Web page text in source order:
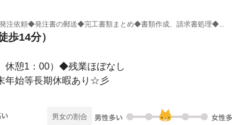
注依頼◆発注書の郵送◆完工書類まとめ◆書類作成、請求書処理◆...
歩14分）
休憩1：00）◆残業ほぼなし
年始等長期休暇あり☆彡
男女の割合